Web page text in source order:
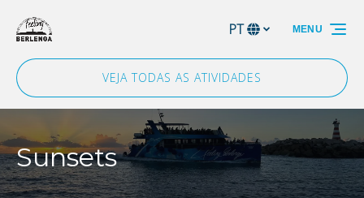
Passar para a navegação primária
Passar para o conteúdo
Passar para o rodapé
Selecione
o
idioma
PT
VEJA TODAS AS ATIVIDADES
MENU
Sunsets